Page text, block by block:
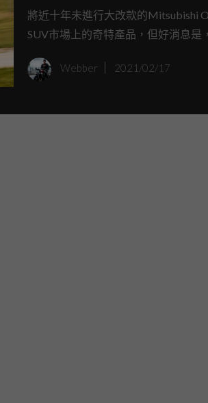
將近十年未進行大改款的Mitsubishi
SUV市場上的奇特產品，但好消息是
家族外型搭配跟上潮流的內裝設計，
Webber 2021/02/17